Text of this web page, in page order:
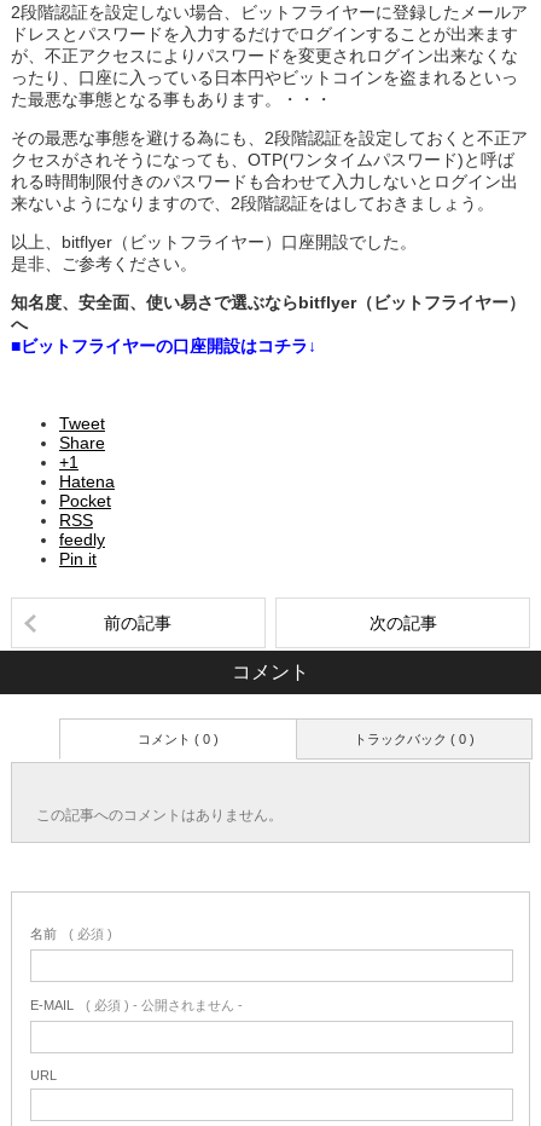
2段階認証を設定しない場合、ビットフライヤーに登録したメールア
ドレスとパスワードを入力するだけでログインすることが出来ます
が、不正アクセスによりパスワードを変更されログイン出来なくな
ったり、口座に入っている日本円やビットコインを盗まれるといっ
た最悪な事態となる事もあります。・・・
その最悪な事態を避ける為にも、2段階認証を設定しておくと不正ア
クセスがされそうになっても、OTP(ワンタイムパスワード)と呼ば
れる時間制限付きのパスワードも合わせて入力しないとログイン出
来ないようになりますので、2段階認証をはしておきましょう。
以上、bitflyer（ビットフライヤー）口座開設でした。
是非、ご参考ください。
知名度、安全面、使い易さで選ぶならbitflyer（ビットフライヤー）
へ
■ビットフライヤーの口座開設はコチラ↓
Tweet
Share
+1
Hatena
Pocket
RSS
feedly
Pin it
前の記事 次の記事
コメント
トラックバック ( 0 )
コメント ( 0 )
この記事へのコメントはありません。
名前 ( 必須 )
E-MAIL ( 必須 ) - 公開されません -
URL